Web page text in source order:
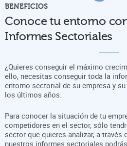
BENEFICIOS
Conoce tu entorno
Informes Sectoriales
¿Quieres conseguir el máximo
ello, necesitas conseguir toda la
entorno sectorial de su empresa y
los últimos años.
Para conocer la situación de tu
competidores en el sector, sólo
sector que quieres analizar, a través
nuestros informes sectoriales